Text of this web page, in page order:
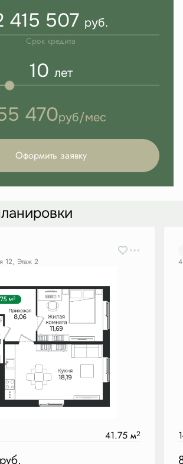
415 507 руб.
Срок кредита
10 лет
470руб/мес
Оформить заявку
12, Этаж 2
41.75 м2
руб.